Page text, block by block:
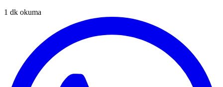
1 dk okuma